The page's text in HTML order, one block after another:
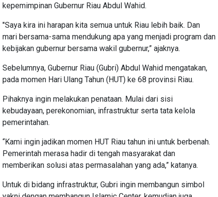
kepemimpinan Gubernur Riau Abdul Wahid.
"Saya kira ini harapan kita semua untuk Riau lebih baik. Dan
mari bersama-sama mendukung apa yang menjadi program dan
kebijakan gubernur bersama wakil gubernur,” ajaknya.
Sebelumnya, Gubernur Riau (Gubri) Abdul Wahid mengatakan,
pada momen Hari Ulang Tahun (HUT) ke 68 provinsi Riau.
Pihaknya ingin melakukan penataan. Mulai dari sisi
kebudayaan, perekonomian, infrastruktur serta tata kelola
pemerintahan.
“Kami ingin jadikan momen HUT Riau tahun ini untuk berbenah.
Pemerintah merasa hadir di tengah masyarakat dan
memberikan solusi atas permasalahan yang ada,” katanya.
Untuk di bidang infrastruktur, Gubri ingin membangun simbol